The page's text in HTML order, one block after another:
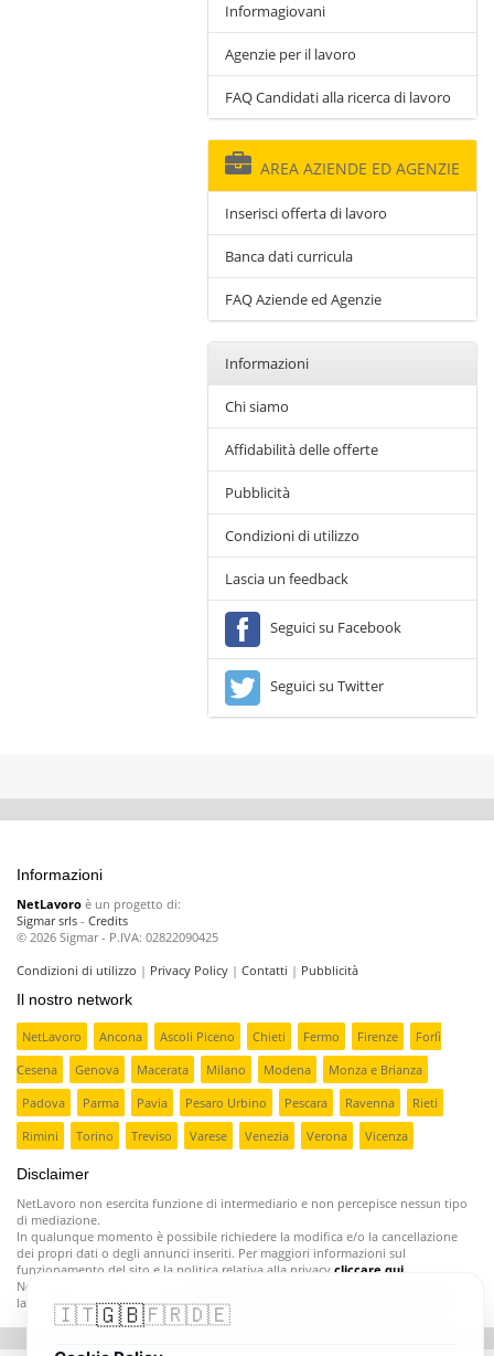
Informagiovani
Agenzie per il lavoro
FAQ Candidati alla ricerca di lavoro
AREA AZIENDE ED AGENZIE
Inserisci offerta di lavoro
Banca dati curricula
FAQ Aziende ed Agenzie
Informazioni
Chi siamo
Affidabilità delle offerte
Pubblicità
Condizioni di utilizzo
Lascia un feedback
Seguici su Facebook
Seguici su Twitter
Informazioni
NetLavoro è un progetto di:
Sigmar srls - Credits
© 2026 Sigmar - P.IVA: 02822090425
Condizioni di utilizzo | Privacy Policy | Contatti | Pubblicità
Il nostro network
NetLavoro Ancona Ascoli Piceno Chieti Fermo Firenze
Forlì
Cesena
Genova Macerata Milano Modena
Monza e Brianza
Padova
Parma Pavia Pesaro Urbino Pescara Ravenna
Rieti
Rimini
Torino Treviso Varese Venezia Verona Vicenza
Disclaimer
NetLavoro non esercita funzione di intermediario e non percepisce nessun tipo
di mediazione.
In qualunque momento è possibile richiedere la modifica e/o la cancellazione
dei propri dati o degli annunci inseriti. Per maggiori informazioni sul
funzionamento del sito e la politica relativa alla privacy cliccare qui
Nonostante i nostri controlli ci sono aziende poco serie che inseriscono offerte di
lavoro fasulle o ingannevoli;segnalatecele e provvederemo a rimuoverle
🇮🇹🇬🇧🇫🇷🇩🇪